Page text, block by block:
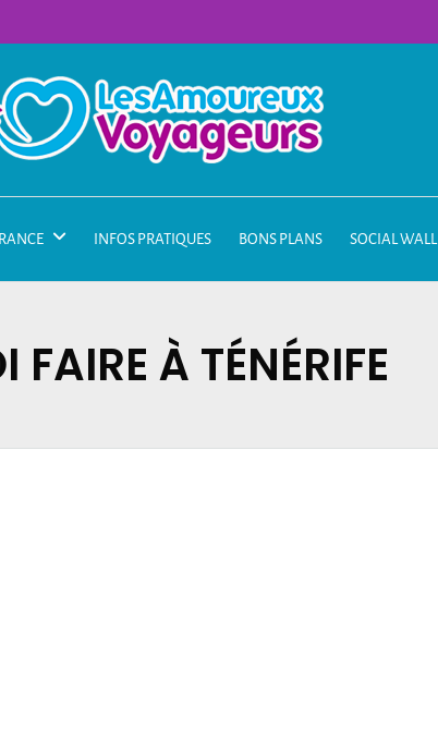
INFOS PRATIQUES BONS PLANS SOCIAL WALL
FAIRE À TÉNÉRIFE